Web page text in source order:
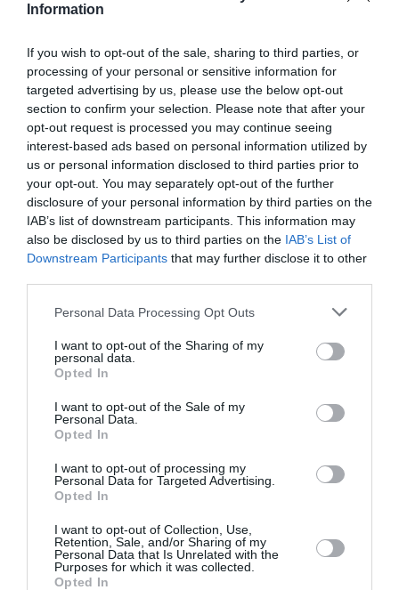
Information
If you wish to opt-out of the sale, sharing to third parties, or
processing of your personal or sensitive information for
targeted advertising by us, please use the below opt-out
section to confirm your selection. Please note that after your
opt-out request is processed you may continue seeing
interest-based ads based on personal information utilized by
us or personal information disclosed to third parties prior to
your opt-out. You may separately opt-out of the further
disclosure of your personal information by third parties on the
IAB’s list of downstream participants. This information may
also be disclosed by us to third parties on the IAB’s List of
Downstream Participants that may further disclose it to other
Personal Data Processing Opt Outs
I want to opt-out of the Sharing of my
personal data.
Opted In
I want to opt-out of the Sale of my
Personal Data.
Opted In
I want to opt-out of processing my
Personal Data for Targeted Advertising.
Opted In
I want to opt-out of Collection, Use,
Retention, Sale, and/or Sharing of my
Personal Data that Is Unrelated with the
Purposes for which it was collected.
Opted In
εκθέσεις από τη ζωή και την δουλειά και το έργο
του Laurent.
To μουσείο-αδερφάκι στο Παρίσι θα βρίσκεται
στην 5 λεωφόρο Marceau, στο ατελιέ δηλαδή του
σχεδιαστή θρύλου της haute couture, που τώρα
φιλοξενεί το ίδρυμα Pierre Bergé-Yves Saint
Laurent. Το παριζιάνικο μουσείο ανοίγει τις
πόρτες τους στις 3 Οκτωβρίου, προλαβαίνοντας
έτσι την εβδομάδα μόδας Έτσι, δίνει τη
στούντιο όπου σχεδίαζε και εργάζονταν ο
ξεχωριστή εμπειρία.
ADVERTISEMENT - CONTINUE READING BELOW
RELATED STORY
Nada Hafez: Η ξιφομάχος που